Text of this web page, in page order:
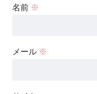
名前 ※
メール ※